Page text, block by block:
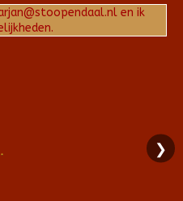
en ik
❯